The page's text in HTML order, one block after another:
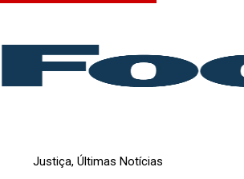
Justiça, Últimas Notícias